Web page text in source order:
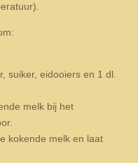
suiker, eidooiers en 1 dl.
melk bij het
kokende melk en laat